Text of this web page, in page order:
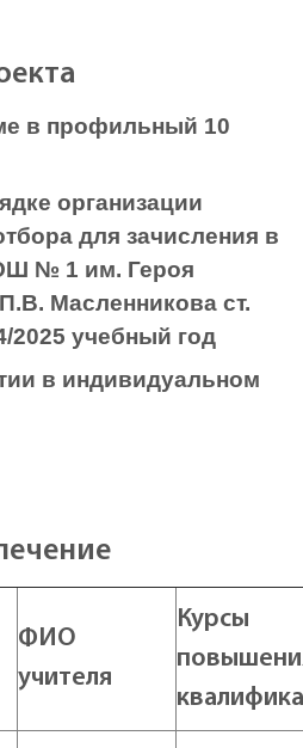
в профильный 10
организации
для зачисления в
№ 1 им. Героя
Масленникова ст.
2025 учебный год
в индивидуальном
ФИО
учителя
Курсы